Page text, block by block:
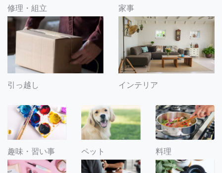
修理・組立 家事
引っ越し インテリア
趣味・習い事 ペット 料理